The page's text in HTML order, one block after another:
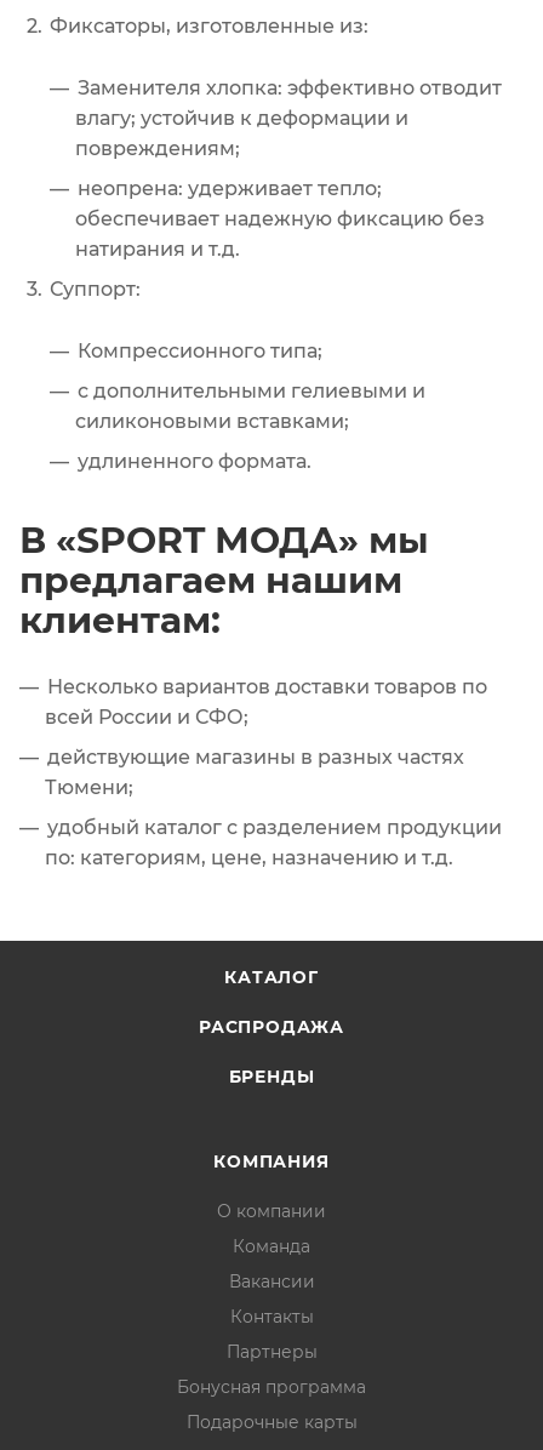
Фиксаторы, изготовленные из:
Заменителя хлопка: эффективно отводит
влагу; устойчив к деформации и
повреждениям;
неопрена: удерживает тепло;
обеспечивает надежную фиксацию без
натирания и т.д.
Суппорт:
Компрессионного типа;
с дополнительными гелиевыми и
силиконовыми вставками;
удлиненного формата.
В «SPORT МОДА» мы
предлагаем нашим
клиентам:
Несколько вариантов доставки товаров по
всей России и СФО;
действующие магазины в разных частях
Тюмени;
удобный каталог с разделением продукции
по: категориям, цене, назначению и т.д.
КАТАЛОГ
РАСПРОДАЖА
БРЕНДЫ
КОМПАНИЯ
О компании
Команда
Вакансии
Контакты
Партнеры
Бонусная программа
Подарочные карты